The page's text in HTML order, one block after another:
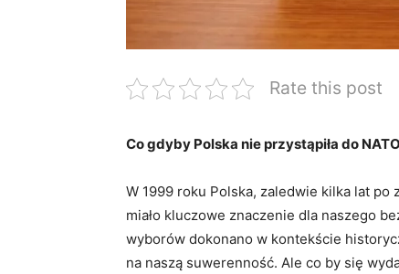
Rate this post
Co gdyby Polska nie ‌przystąpiła do
W 1999 roku Polska, zaledwie kilka ⁣lat po
miało kluczowe znaczenie dla naszego
wyborów dokonano w kontekście
na naszą⁤ suwerenność.⁤ Ale co by się